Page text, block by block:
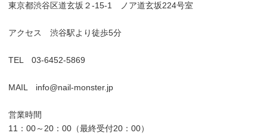
東京都渋谷区道玄坂２-15-1 ノア道玄坂224号室
アクセス 渋谷駅より徒歩5分
TEL 03-6452-5869
MAIL info@nail-monster.jp
営業時間
11：00～20：00（最終受付20：00）